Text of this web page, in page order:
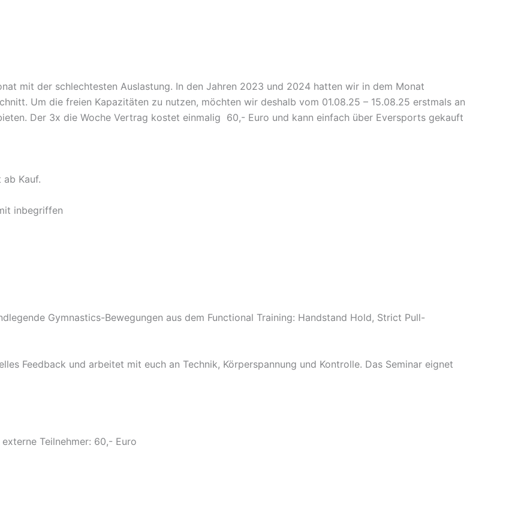
mit der schlechtesten Auslastung. In den Jahren 2023 und 2024 hatten wir in dem Monat
Um die freien Kapazitäten zu nutzen, möchten wir deshalb vom 01.08.25 – 15.08.25 erstmals an
Der 3x die Woche Vertrag kostet einmalig 60,- Euro und kann einfach über Eversports gekauft
Kauf.
inbegriffen
Gymnastics-Bewegungen aus dem Functional Training: Handstand Hold, Strict Pull-
Feedback und arbeitet mit euch an Technik, Körperspannung und Kontrolle. Das Seminar eignet
Teilnehmer: 60,- Euro